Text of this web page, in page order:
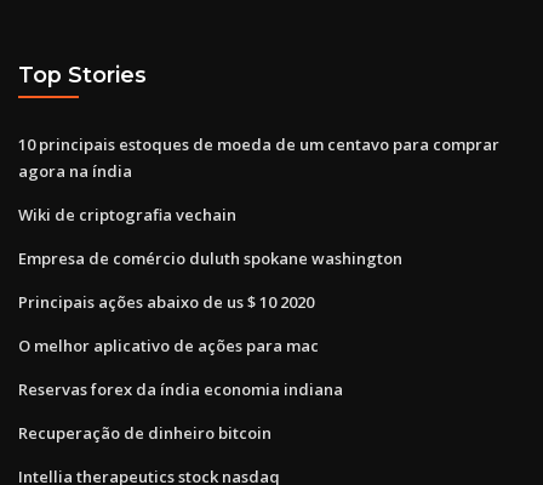
Top Stories
10 principais estoques de moeda de um centavo para comprar
agora na índia
Wiki de criptografia vechain
Empresa de comércio duluth spokane washington
Principais ações abaixo de us $ 10 2020
O melhor aplicativo de ações para mac
Reservas forex da índia economia indiana
Recuperação de dinheiro bitcoin
Intellia therapeutics stock nasdaq